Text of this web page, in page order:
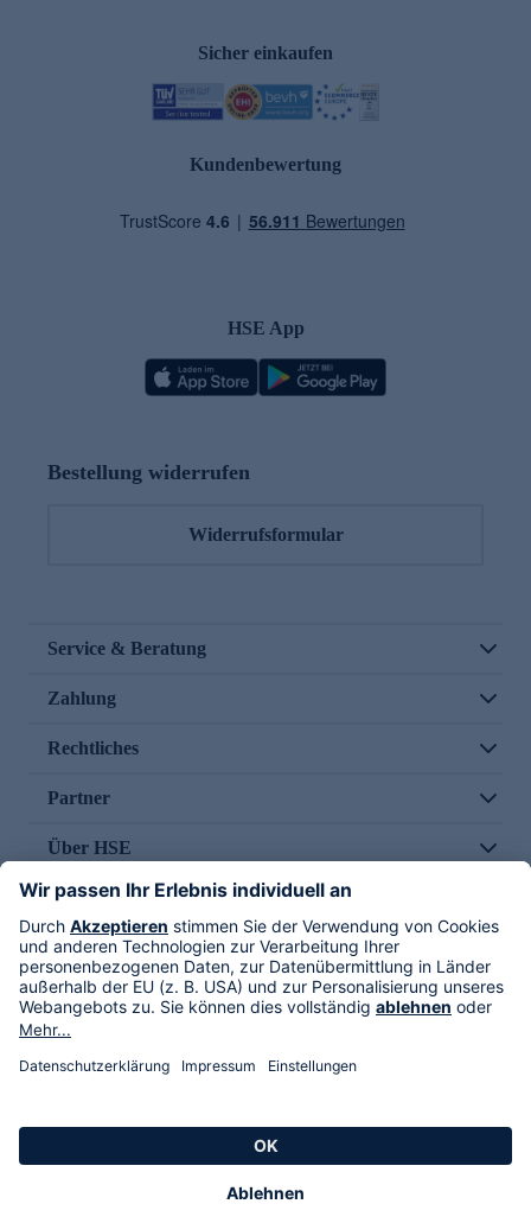
Sicher einkaufen
Kundenbewertung
HSE App
Bestellung widerrufen
Widerrufsformular
Service & Beratung
Zahlung
Rechtliches
Partner
Über HSE
Im TV
HSE International